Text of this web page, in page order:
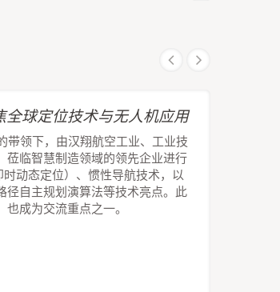
全球定位技术与无人机应用
带领下，由汉翔航空工业、工业技
莅临智慧制造领域的领先企业进行
动态定位）、惯性导航技术，以
径自主规划演算法等技术亮点。此
成为交流重点之一。